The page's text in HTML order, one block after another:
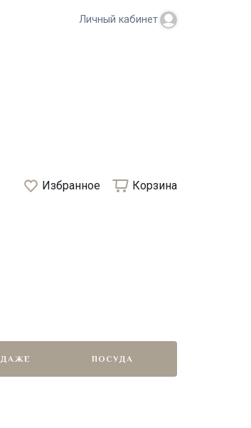
Личный кабинет
Избранное Корзина
ПОСУДА